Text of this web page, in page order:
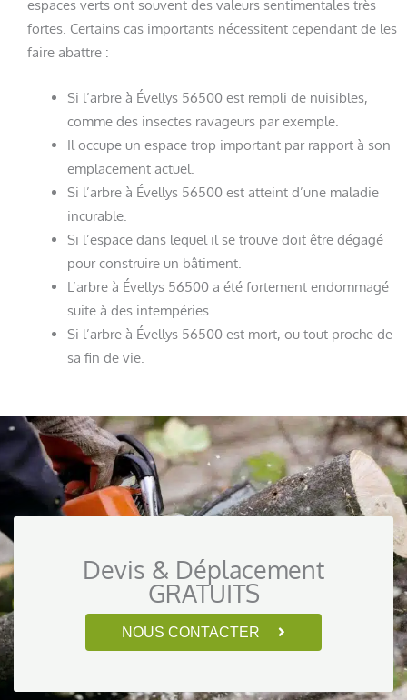
espaces verts ont souvent des valeurs sentimentales très
fortes. Certains cas importants nécessitent cependant de les
faire abattre :
Si l’arbre à Évellys 56500 est rempli de nuisibles,
comme des insectes ravageurs par exemple.
Il occupe un espace trop important par rapport à son
emplacement actuel.
Si l’arbre à Évellys 56500 est atteint d’une maladie
incurable.
Si l’espace dans lequel il se trouve doit être dégagé
pour construire un bâtiment.
L’arbre à Évellys 56500 a été fortement endommagé
suite à des intempéries.
Si l’arbre à Évellys 56500 est mort, ou tout proche de
sa fin de vie.
Devis & Déplacement
GRATUITS
NOUS CONTACTER